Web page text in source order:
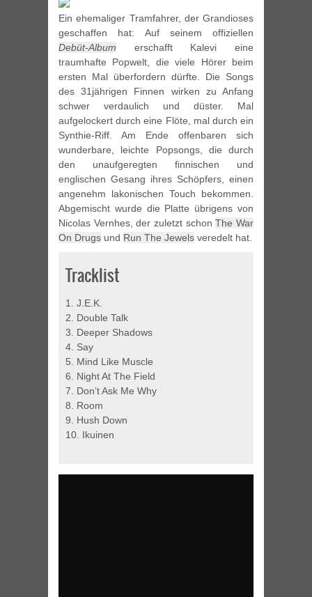
Ein ehemaliger Tramfahrer, der Grandioses
geschaffen hat: Auf seinem offiziellen
Debüt-Album erschafft Kalevi eine
traumhafte Popwelt, die viele Hörer beim
ersten Mal überfordern dürfte. Die Songs
des 31jährigen Finnen wirken zu Anfang
schwer verdaulich und düster. Mal
aufgelockert durch eine Flöte, mal durch ein
Synthie-Riff. Am Ende offenbaren sich
wunderbare, leichte Popsongs, die durch
den unaufgeregten finnischen und
englischen Gesang ihres Schöpfers, einen
angenehm lakonischen Touch bekommen.
Abgemischt wurde die Platte übrigens von
Nicolas Vernhes, der zuletzt schonThe War
On Drugs und Run The Jewels veredelt hat.
Tracklist
1. J.E.K.
2. Double Talk
3. Deeper Shadows
4. Say
5. Mind Like Muscle
6. Night At The Field
7. Don’t Ask Me Why
8. Room
9. Hush Down
10. Ikuinen